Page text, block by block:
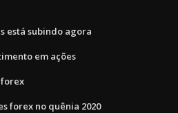
está subindo agora
em ações
forex no quênia 2020